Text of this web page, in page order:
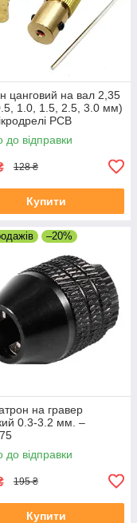
цанговий на вал 2,35
1.0, 1.5, 2.5, 3.0 мм)
PCB
до відправки
128 ₴
Купити
–20%
на гравер
0.3-3.2 мм. –
до відправки
195 ₴
Купити